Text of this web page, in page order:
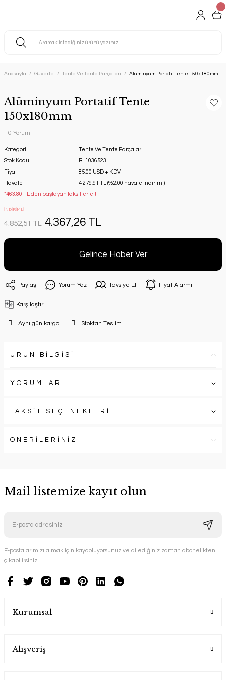
Anasayfa Güverte Tente Ve Tente Parçaları Alüminyum Portatif Tente 150x180mm
Alüminyum Portatif Tente
150x180mm
0 Yorum
Kategori
Tente Ve Tente Parçaları
Stok Kodu
BL1036523
Fiyat
85,00 USD + KDV
Havale
4.279,91 TL (%2,00 havale indirimi)
*463,80 TL den başlayan taksitlerle!!
İNDİRİMLİ
4.852,51 TL 4.367,26 TL
Gelince Haber Ver
Paylaş Yorum Yaz Tavsiye Et Fiyat Alarmı
Karşılaştır
Aynı gün kargo Stoktan Teslim
ÜRÜN BİLGİSİ
YORUMLAR
TAKSİT SEÇENEKLERİ
ÖNERİLERİNİZ
Mail listemize kayıt olun
E-postalarımızı almak için kaydoluyorsunuz ve dilediğiniz zaman abonelikten
çıkabilirsiniz.
Kurumsal
Alışveriş